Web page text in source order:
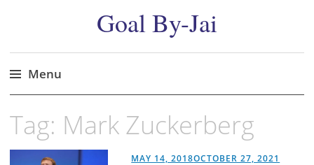
Goal By-Jai
Menu
content
Tag: Mark Zuckerberg
MAY 14, 2018OCTOBER 27, 2021